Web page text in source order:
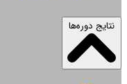
نتایج دوره‌ها